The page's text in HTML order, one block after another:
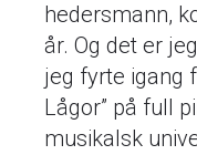
hedersmann,
år. Og det er
jeg fyrte igang
Lågor” på full
musikalsk